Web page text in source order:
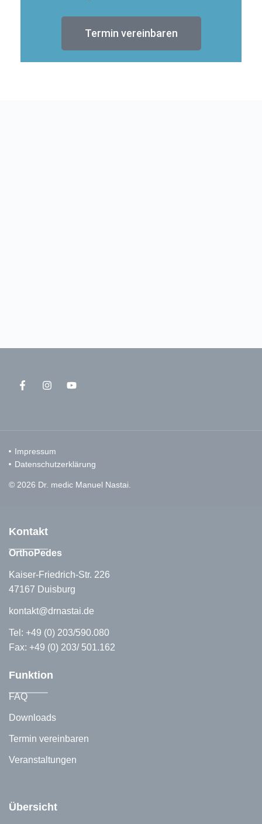
Termin vereinbaren
Impressum
Datenschutzerklärung
© 2026 Dr. medic Manuel Nastai.
Kontakt
OrthoPedes
Kaiser-Friedrich-Str. 226
47167 Duisburg
kontakt@drnastai.de
Tel: +49 (0) 203/590.080
Fax: +49 (0) 203/ 501.162
Funktion
FAQ
Downloads
Termin vereinbaren
Veranstaltungen
Übersicht